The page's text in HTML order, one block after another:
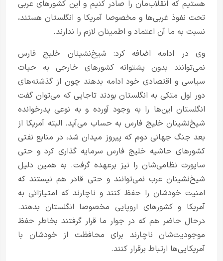
هستیم که انقلاب‌مان را صادر کنیم و این کشورهای عربی
تحت نفوذ غربی‌ها و مخصوصا آمریکا و انگلستان هستند،
نسبت به ما آن اعتماد و اطمینان لازم را ندارند.
وی در ادامه اضافه کرد: شیخ‌نشینان خلیج فارس
نمی‌توانند بدون پشتوانه کشورهای خارجی به حیات
سیاسی و اقتصادی خود ادامه بدهند چون از گذشته‌های
دور اول متکی به انگلستان بودند تا‌جایی که می‌توان گفت
انگلستان این‌ها را به وجود آورده و به نوعی پدرخوانده
شیخ‌نشینان خلیج فارس به حساب می‌آید. البته آمریکا از
بعد جنگ جهانی دوم که پیروز میدان شد، در منابع نفتی
کشورهای حاشیه خلیج فارس سرمایه گذاری کرد و حتی
ساپورت نظامی‌شان را نیز بر‌عهده گرفت. به همین دلیل
شیخ‌نشینان عرب نمی‌توانند و حتی قادر هم نیستند که
امنیت خودشان را حفظ کنند و ناچارند که امتیازاتی به
آمریکا و کشورهای اروپایی مخصوصا انگلستان بدهند.
در‌حال حاضر هم که در جوار ما قرار گرفتند بخاطر حفظ
موجودیت‌شان ناچارند برای محافظت از خودشان با
آمریکایی‌ها ارتباط برقرار کنند.